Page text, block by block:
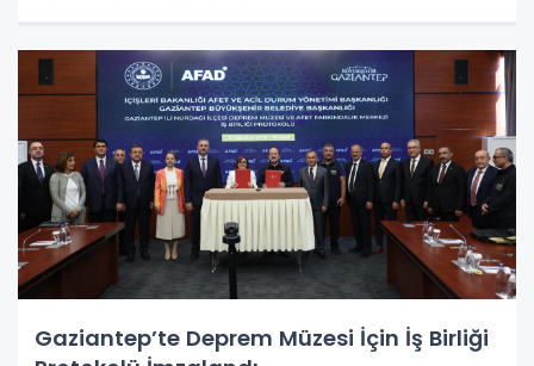
Gaziantep’te Deprem Müzesi İçin İş Birliği